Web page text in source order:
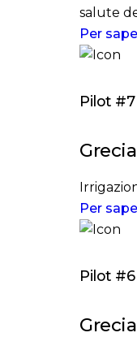
salute
Per
Pilot #7
Grecia
Per
Pilot #6
Grecia